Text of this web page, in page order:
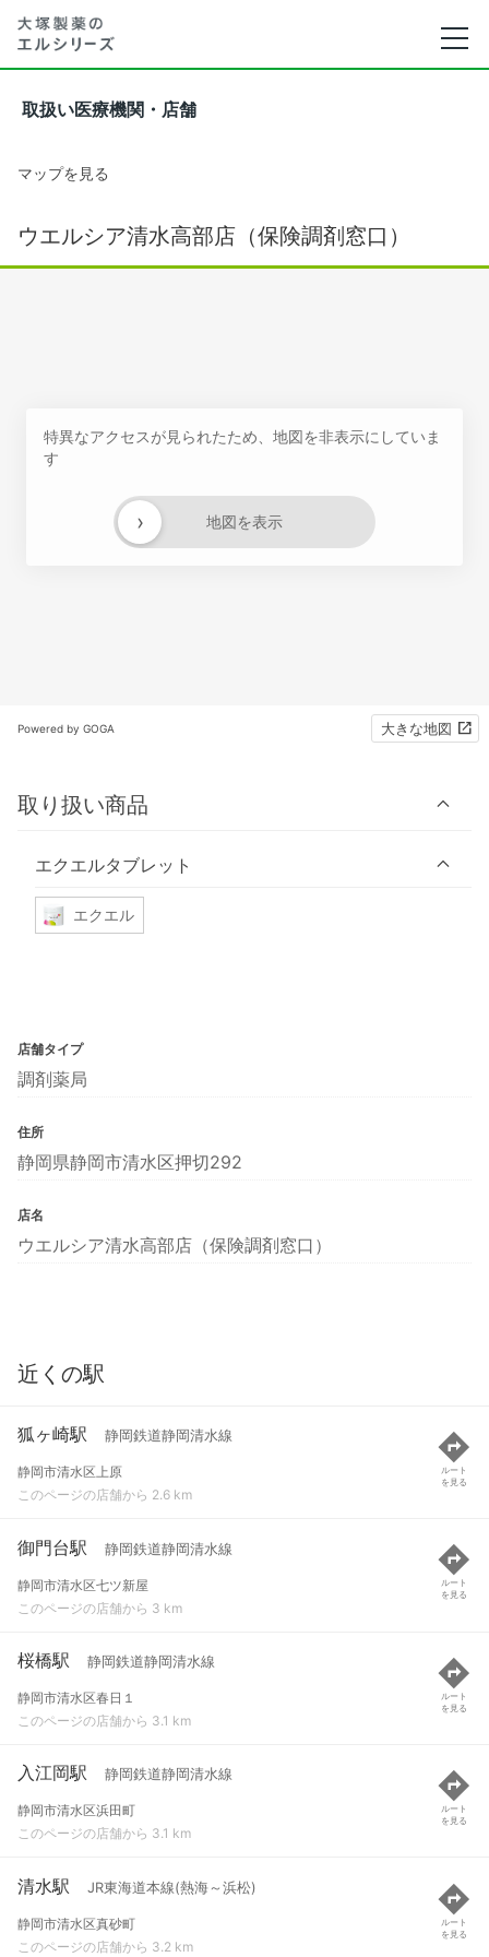
取扱い医療機関・店舗
マップを見る
ウエルシア清水高部店（保険調剤窓口）
特異なアクセスが見られたため、地図を非表示にしていま
す
地図を表示
›
Powered by GOGA 大きな地図
取り扱い商品
エクエルタブレット
エクエル
店舗タイプ
調剤薬局
住所
静岡県静岡市清水区押切292
店名
ウエルシア清水高部店（保険調剤窓口）
近くの駅
狐ヶ崎駅 静岡鉄道静岡清水線
静岡市清水区上原
このページの店舗から 2.6 km
ルート
を見る
御門台駅 静岡鉄道静岡清水線
静岡市清水区七ツ新屋
このページの店舗から 3 km
ルート
を見る
桜橋駅 静岡鉄道静岡清水線
静岡市清水区春日１
このページの店舗から 3.1 km
ルート
を見る
入江岡駅 静岡鉄道静岡清水線
静岡市清水区浜田町
このページの店舗から 3.1 km
ルート
を見る
清水駅 JR東海道本線(熱海～浜松)
静岡市清水区真砂町
このページの店舗から 3.2 km
ルート
を見る